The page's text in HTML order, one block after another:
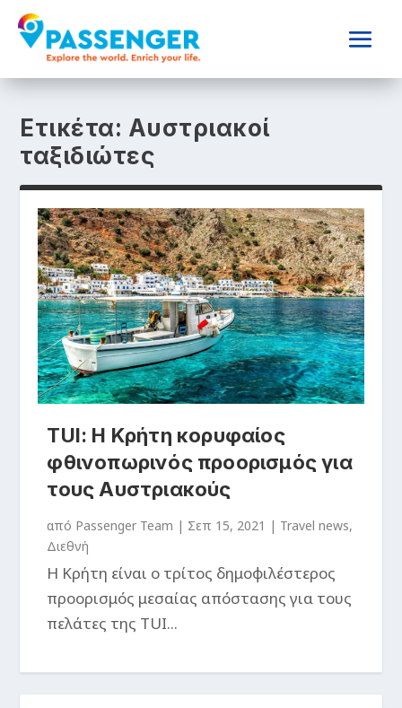
Ετικέτα: Αυστριακοί
ταξιδιώτες
TUI: H Κρήτη κορυφαίος
φθινοπωρινός προορισμός για
τους Αυστριακούς
από Passenger Team | Σεπ 15, 2021 | Travel news,
Διεθνή
Η Κρήτη είναι ο τρίτος δημοφιλέστερος
προορισμός μεσαίας απόστασης για τους
πελάτες της TUI...